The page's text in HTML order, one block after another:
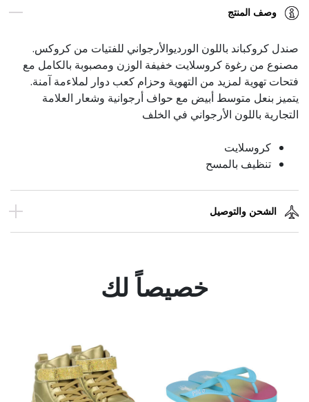
وصف المنتج
صندل كروكباند باللون الورديوالأرجواني للفتيات من كروكس.
مصنوع من رغوة كروسلايت خفيفة الوزن ومصبوبة بالكامل مع
فتحات تهوية لمزيد من التهوية وحزام كعب دوار لملاءمة آمنة.
يتميز بنعل متوسط ​​أبيض مع حواف أرجوانية وشعار العلامة
التجارية باللون الأرجواني في الخلف
كروسلايت
تنظيف بالمسح
الشحن والتوصيل
خصيصاً لك